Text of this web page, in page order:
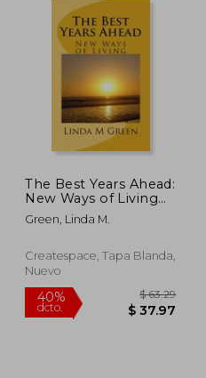
40%
dcto. $
The Best Years Ahead:
New Ways of Living
(en Inglés)
Green, Linda M.
Createspace, Tapa Blanda,
Nuevo